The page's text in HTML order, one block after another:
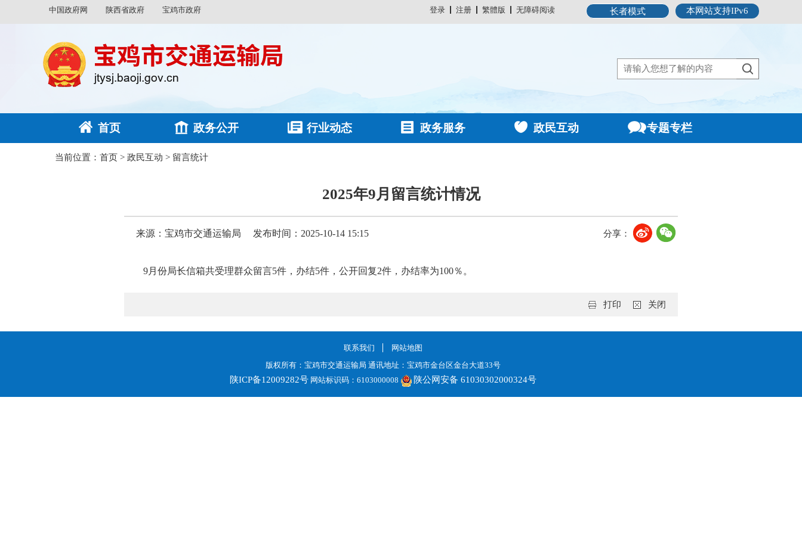
中国政府网 陕西省政府 宝鸡市政府 本网站支持IPv6
长者模式
登录 注册 繁體版 无障碍阅读
首页 政务公开 行业动态 政务服务 政民互动 专题专栏
当前位置： 首页 > 政民互动 > 留言统计
2025年9月留言统计情况
来源：宝鸡市交通运输局 发布时间：2025-10-14 15:15 分享：
9月份局长信箱共受理群众留言5件，办结5件，公开回复2件，办结率为100％。
关闭
打印
联系我们
网站地图
版权所有：宝鸡市交通运输局 通讯地址：宝鸡市金台区金台大道33号
陕ICP备12009282号 网站标识码：6103000008 陕公网安备 61030302000324号